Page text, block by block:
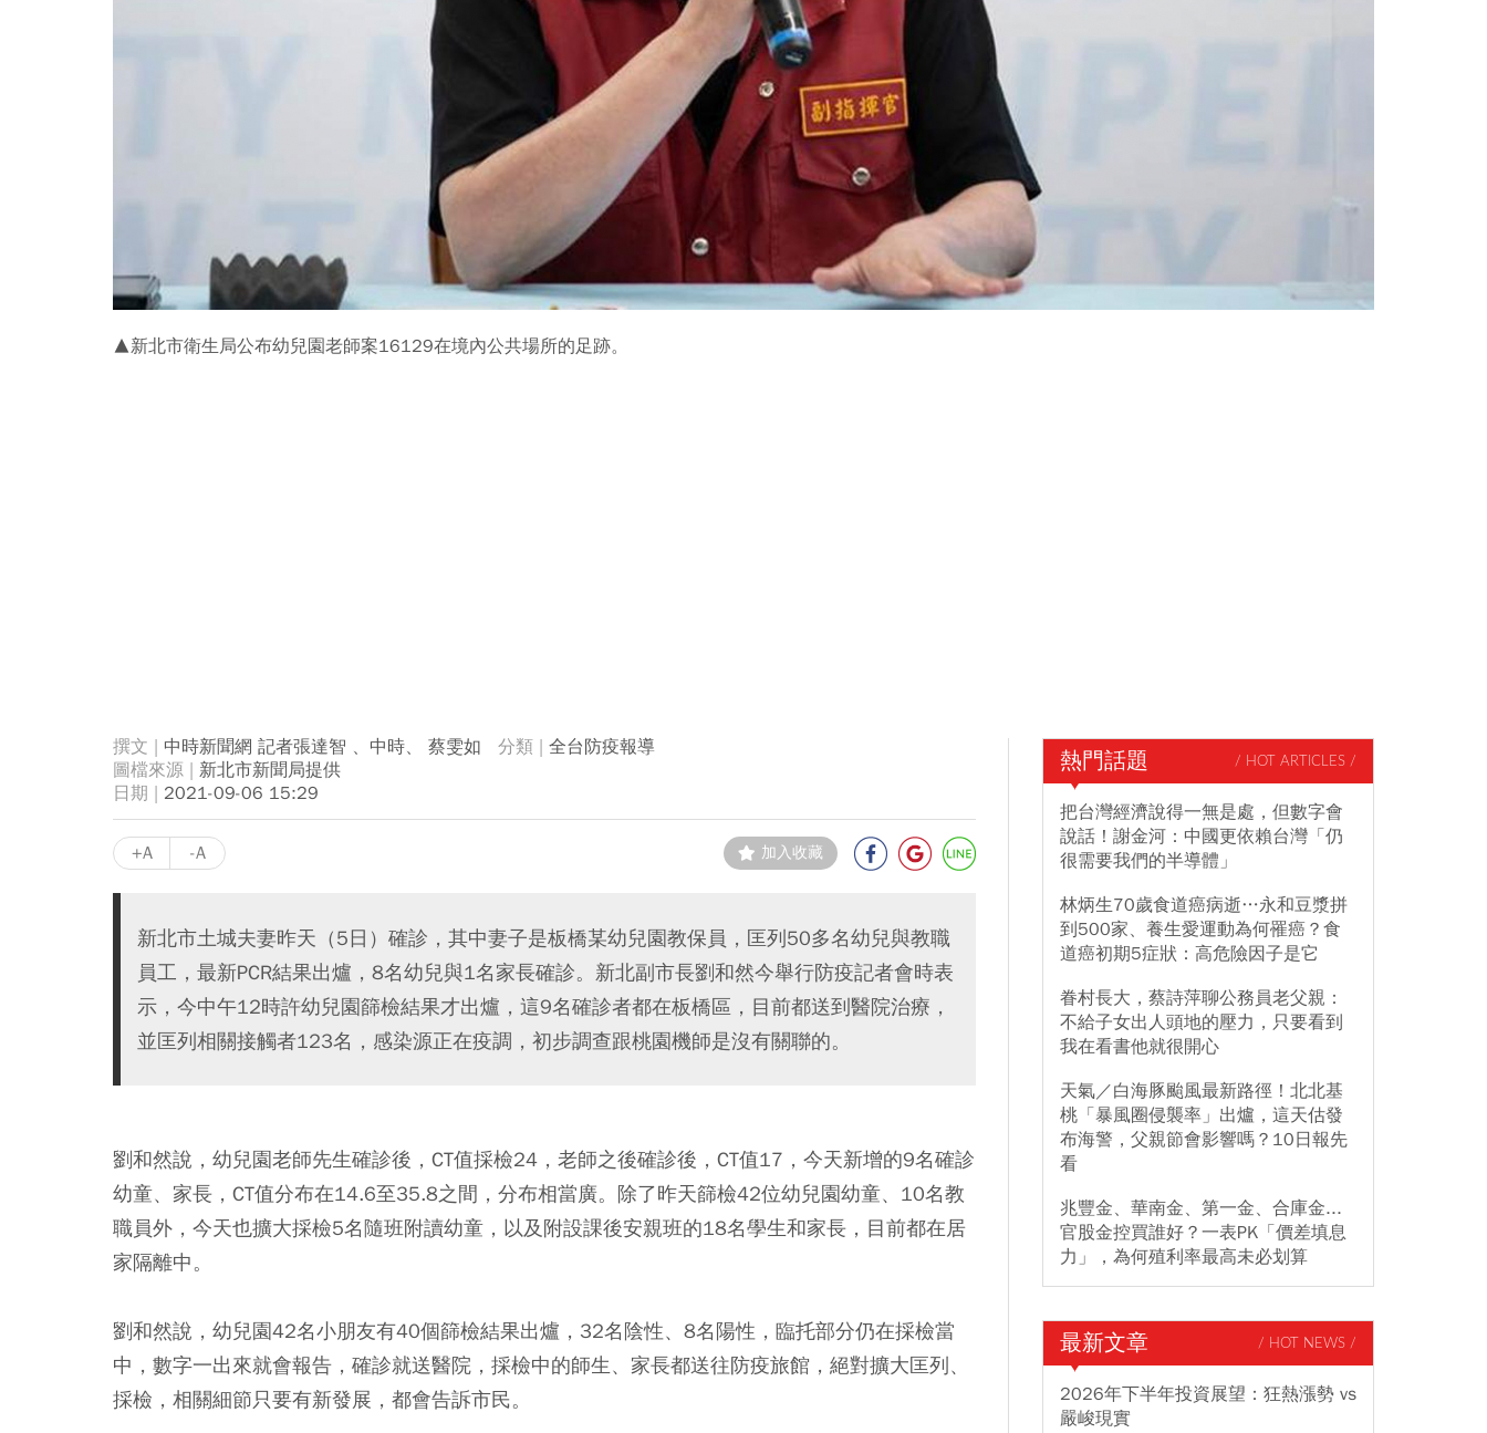
▲新北市衛生局公布幼兒園老師案16129在境內公共場所的足跡。
中時新聞網 記者張達智 、中時、 蔡雯如
全台防疫報導
新北市新聞局提供
2021-09-06 15:29
+A -A 加入收藏
新北市土城夫妻昨天（5日）確診，其中妻子是板橋某幼兒園教保員，匡列50多名幼兒與教職
員工，最新PCR結果出爐，8名幼兒與1名家長確診。新北副市長劉和然今舉行防疫記者會時表
示，今中午12時許幼兒園篩檢結果才出爐，這9名確診者都在板橋區，目前都送到醫院治療，
並匡列相關接觸者123名，感染源正在疫調，初步調查跟桃園機師是沒有關聯的。
劉和然說，幼兒園老師先生確診後，CT值採檢24，老師之後確診後，CT值17，今天新增的9名確診
幼童、家長，CT值分布在14.6至35.8之間，分布相當廣。除了昨天篩檢42位幼兒園幼童、10名教
職員外，今天也擴大採檢5名隨班附讀幼童，以及附設課後安親班的18名學生和家長，目前都在居
家隔離中。
劉和然說，幼兒園42名小朋友有40個篩檢結果出爐，32名陰性、8名陽性，臨托部分仍在採檢當
中，數字一出來就會報告，確診就送醫院，採檢中的師生、家長都送往防疫旅館，絕對擴大匡列、
採檢，相關細節只要有新發展，都會告訴市民。
熱門話題 / HOT ARTICLES /
把台灣經濟說得一無是處，但數字會
說話！謝金河：中國更依賴台灣「仍
很需要我們的半導體」
林炳生70歲食道癌病逝…永和豆漿拼
到500家、養生愛運動為何罹癌？食
道癌初期5症狀：高危險因子是它
眷村長大，蔡詩萍聊公務員老父親：
不給子女出人頭地的壓力，只要看到
我在看書他就很開心
天氣／白海豚颱風最新路徑！北北基
桃「暴風圈侵襲率」出爐，這天估發
布海警，父親節會影響嗎？10日報先
看
兆豐金、華南金、第一金、合庫金...
官股金控買誰好？一表PK「價差填息
力」，為何殖利率最高未必划算
最新文章 / HOT NEWS /
2026年下半年投資展望：狂熱漲勢 vs
嚴峻現實